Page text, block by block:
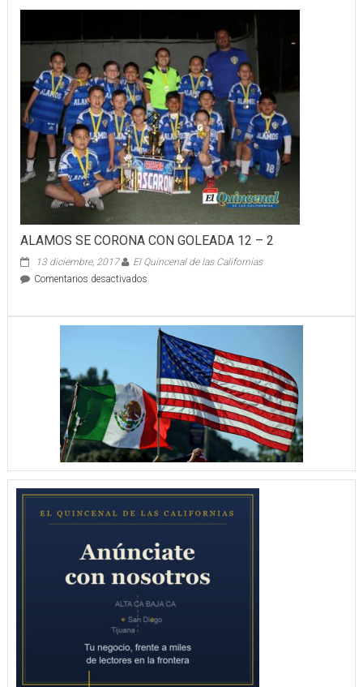
SE
LA
CORONA
DE
CAMPEONES
ALAMOS SE CORONA CON GOLEADA 12 – 2
13 diciembre, 2017
El Quincenal de las Californias
Comentarios desactivadosen
CON
GOLEADA
2